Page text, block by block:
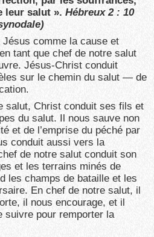
leur salut ». Hébreux 2 : 10
comme la cause et
tant que chef de notre salut
Jésus-Christ conduit
sur le chemin du salut — de
salut, Christ conduit ses fils et
du salut. Il nous sauve non
et de l’emprise du péché par
conduit aussi vers la
de notre salut conduit son
et les terrains minés de
les champs de bataille et les
En chef de notre salut, il
il nous encourage, et il
suivre pour remporter la